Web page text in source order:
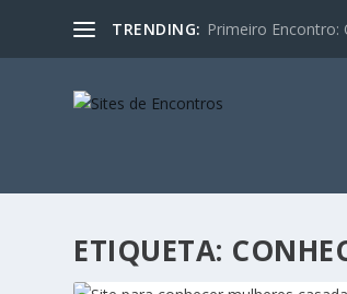
TRENDING: Primeiro Encontro:
ETIQUETA: